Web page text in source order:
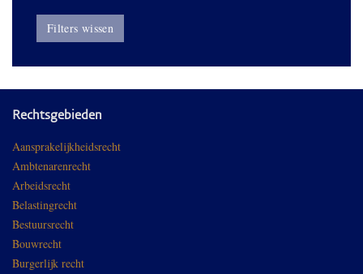
Filters wissen
Rechtsgebieden
Aansprakelijkheidsrecht
Ambtenarenrecht
Arbeidsrecht
Belastingrecht
Bestuursrecht
Bouwrecht
Burgerlijk recht